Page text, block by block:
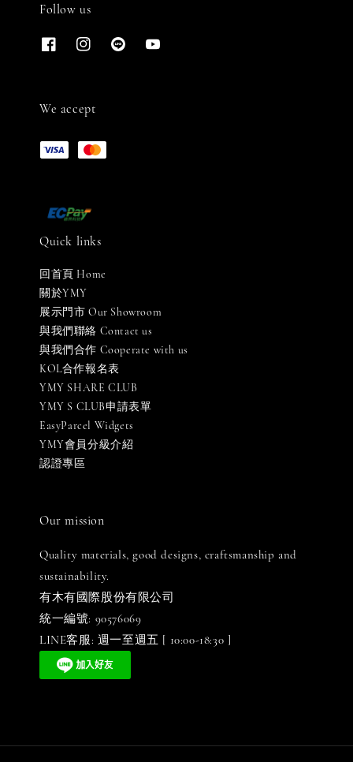
Follow us
We accept
Quick links
回首頁 Home
關於YMY
展示門市 Our Showroom
與我們聯絡 Contact us
與我們合作 Cooperate with us
KOL合作報名表
YMY SHARE CLUB
YMY S CLUB申請表單
EasyParcel Widgets
YMY會員分級介紹
認證專區
Our mission
Quality materials, good designs, craftsmanship and
sustainability.
有木有國際股份有限公司
統一編號: 90576069
LINE客服: 週一至週五 [ 10:00-18:30 ]